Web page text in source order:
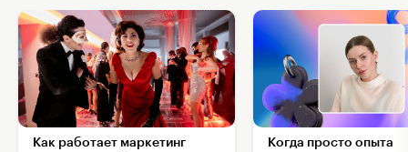
Как работает маркетинг
Когда просто опыта
Интересное - на почту!
Выберите тему рассылки
и получите 5 бесплатных курсов: